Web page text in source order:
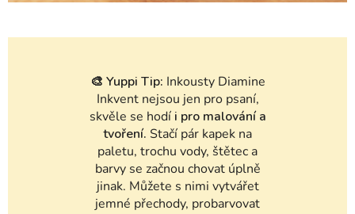
🎨 Yuppi Tip: Inkousty Diamine
Inkvent nejsou jen pro psaní,
skvěle se hodíi pro malování a
tvoření. Stačí pár kapek na
paletu, trochu vody, štětec a
barvy se začnou chovat úplně
jinak. Můžete s nimi vytvářet
jemné přechody, probarvovat